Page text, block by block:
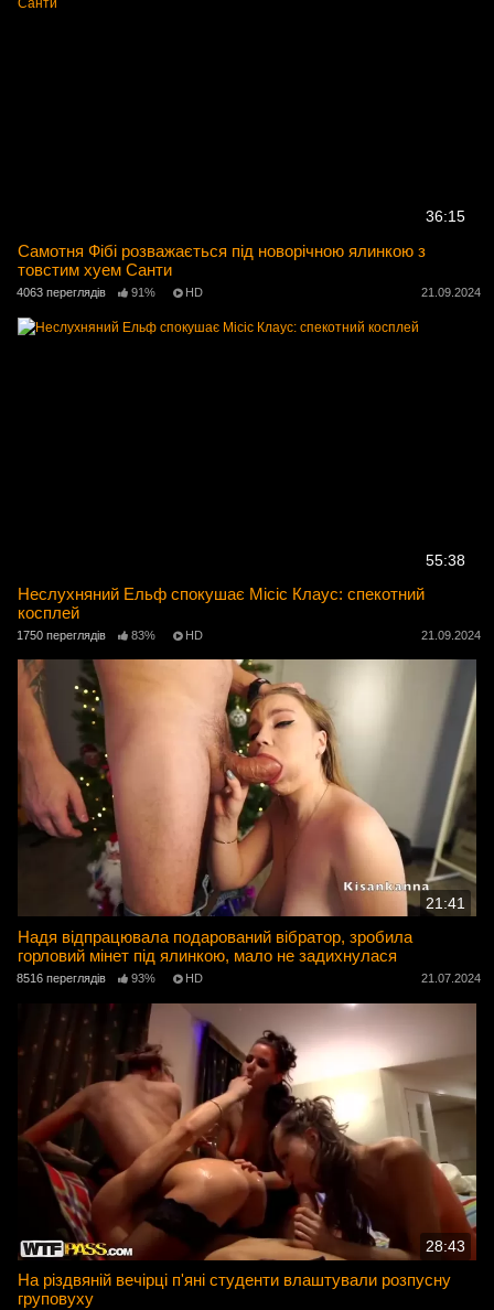
36:15
Самотня Фібі розважається під новорічною ялинкою з
товстим хуем Санти
4063 переглядів 91% HD 21.09.2024
55:38
Неслухняний Ельф спокушає Місіс Клаус: спекотний
косплей
1750 переглядів 83% HD 21.09.2024
21:41
Надя відпрацювала подарований вібратор, зробила
горловий мінет під ялинкою, мало не задихнулася
8516 переглядів 93% HD 21.07.2024
28:43
На різдвяній вечірці п'яні студенти влаштували розпусну
груповуху